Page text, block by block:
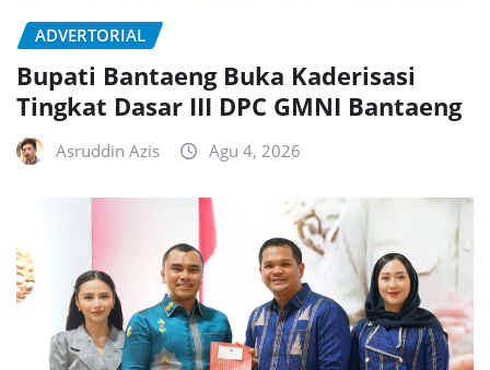
ADVERTORIAL
Bupati Bantaeng Buka Kaderisasi
Tingkat Dasar III DPC GMNI Bantaeng
Asruddin Azis Agu 4, 2026